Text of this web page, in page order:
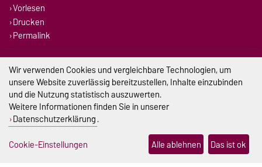
Vorlesen
Drucken
Permalink
Impressum
Datenschutz
Barrierefreiheit
Cookie-Einstellungen
Wir verwenden Cookies und vergleichbare Technologien, um
unsere Website zuverlässig bereitzustellen, Inhalte einzubinden
und die Nutzung statistisch auszuwerten.
Weitere Informationen finden Sie in unserer
Datenschutzerklärung.
Cookie-Einstellungen
Alle ablehnen Das ist ok